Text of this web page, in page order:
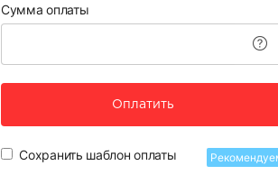
Сумма оплаты
Оплатить
Сохранить шаблон оплаты